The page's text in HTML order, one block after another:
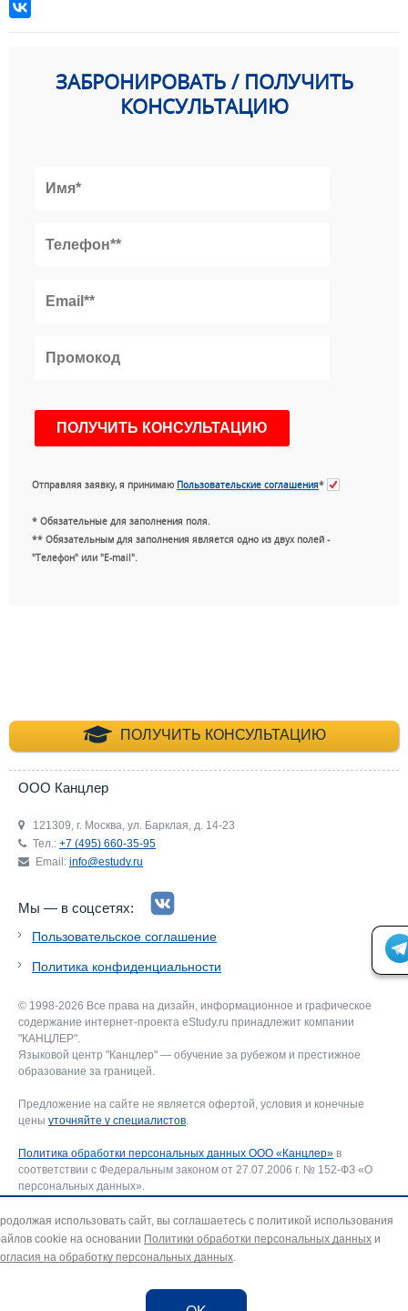
ЗАБРОНИРОВАТЬ / ПОЛУЧИТЬ
КОНСУЛЬТАЦИЮ
Отправляя заявку, я принимаю Пользовательские соглашения*
* Обязательные для заполнения поля.
** Обязательным для заполнения является одно из двух полей -
"Телефон" или "E-mail".
ПОЛУЧИТЬ КОНСУЛЬТАЦИЮ
+7 (495) 660-35-
ООО Канцлер
121309, г. Москва, ул. Барклая, д. 14-23
Тел.: +7 (495) 660-35-95
Email: info@estudy.ru
Мы — в соцсетях:
Пользовательское соглашение
Политика конфиденциальности
© 1998-2026 Все права на дизайн, информационное и графическое
содержание интернет-проекта eStudy.ru принадлежит компании
"КАНЦЛЕР".
Языковой центр "Канцлер" — обучение за рубежом и престижное
образование за границей.
Предложение на сайте не является офертой, условия и конечные
цены уточняйте у специалистов
Политика обработки персональных данных ООО «Канцлер» в
соответствии с Федеральным законом от 27.07.2006 г. № 152-ФЗ «О
персональных данных».
соглашение на обработку персональных данных и использование
файлов cookie. В случае несогласия — покиньте сайт.
Для отзыва согласия на обработку персональных данных направьте
использовать сайт, вы соглашаетесь с политикой использования
cookie на основании Политики обработки персональных данных и
на обработку персональных данных.